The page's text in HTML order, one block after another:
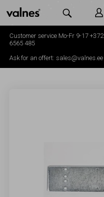
 
Customer service Mo-Fr 9-17 +372
6565 485
Ask for an offert: sales@valnes.ee